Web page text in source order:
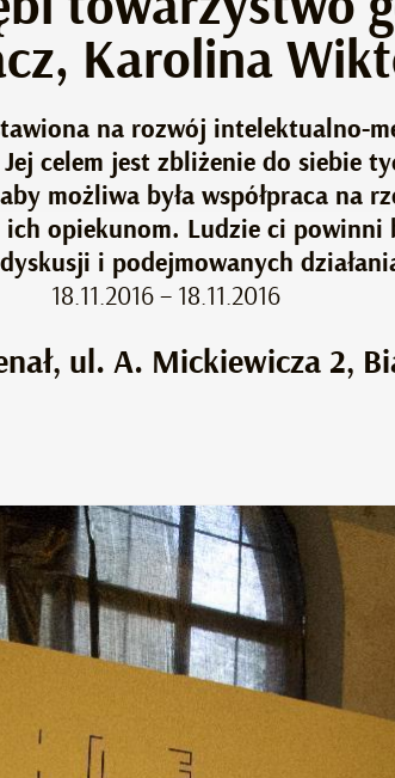
Karolina
na rozwój intelektualno-
celem jest zbliżenie do siebie
możliwa była współpraca na
opiekunom. Ludzie ci powinni
i podejmowanych
18.11.2016 – 18.11.2016
ul. A. Mickiewicza 2,